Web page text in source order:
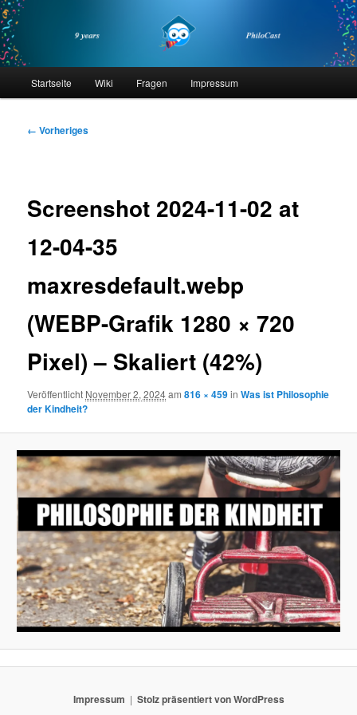
Zum
primären
Inhalt
springenphilocast
Startseite Wiki Fragen Impressum
Bilder-
← Vorheriges
Screenshot 2024-11-02 at
12-04-35
maxresdefault.webp
(WEBP-Grafik 1280 × 720
Pixel) – Skaliert (42%)
Veröffentlicht November 2, 2024am816 × 459inWas ist Philosophie
der Kindheit?
Impressum Stolz präsentiert von WordPress